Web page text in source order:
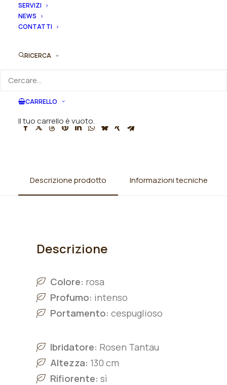
SERVIZI
NEWS
CONTATTI
RICERCA
CARRELLO
Il tuo carrello è vuoto.
Categorie
Descrizione prodotto Informazioni tecniche
Descrizione
Colore: rosa
Profumo: intenso
Portamento: cespuglioso
Ibridatore: Rosen Tantau
Altezza: 130 cm
Rifiorente: sì